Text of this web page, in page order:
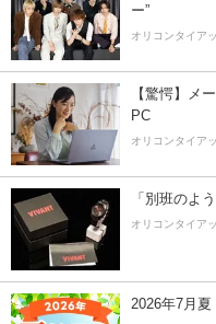
ー”
オリコンタイア
【驚愕】メ
PC
オリコンタイア
「別班のよ
オリコンタイア
2026年7月夏